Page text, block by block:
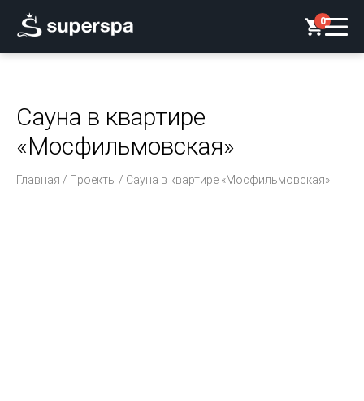
0
Сауна в квартире
«Мосфильмовская»
Главная / Проекты / Сауна в квартире «Мосфильмовская»